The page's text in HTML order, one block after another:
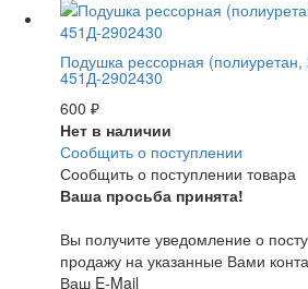
Подушка рессорная
451Д-2902430
600 ₽
Нет в наличии
Сообщить о поступлении
Сообщить о поступлении товара
Ваша просьба принята!
Вы получите уведомление о
продажу на указанные Вами
Ваш E-Mail